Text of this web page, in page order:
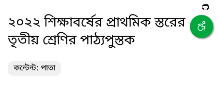
২০২২ শিক্ষাবর্ষের প্রাথমিক স্তরের
তৃতীয় শ্রেণির পাঠ্যপুস্তক
কন্টেন্ট: পাতা